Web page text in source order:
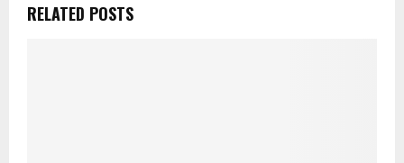
RELATED POSTS